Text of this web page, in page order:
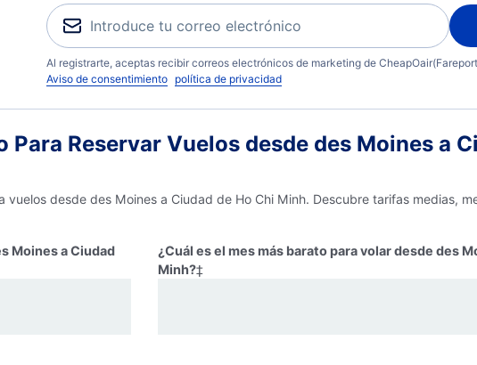
Al registrarte, aceptas recibir correos electrónicos de marketing de
Aviso de consentimiento política de privacidad
Reservar Vuelos desde des Moines a
desde des Moines a Ciudad de Ho Chi Minh. Descubre tarifas medias,
Moines a Ciudad
¿Cuál es el mes más barato para volar desde des
Minh?‡